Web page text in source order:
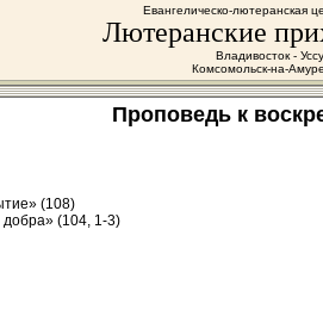
Евангелическо-лютеранская
Лютеранские
Владивосток -
Комсомольск-на-
Проповедь к
(108)
добра» (104, 1-3)